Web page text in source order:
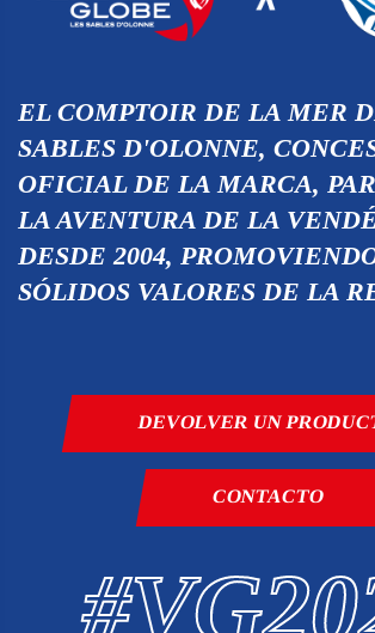
EL COMPTOIR DE LA MER
SABLES D'OLONNE,
OFICIAL DE LA MARCA,
LA AVENTURA DE LA
DESDE 2004,
SÓLIDOS VALORES DE LA
DEVOLVER UN
CONTACTO